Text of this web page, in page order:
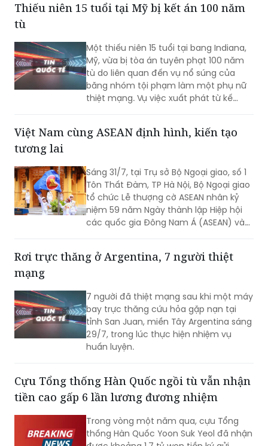
Thiếu niên 15 tuổi tại Mỹ bị kết án 100 năm
tù
Một thiếu niên 15 tuổi tại bang Indiana,
Mỹ, vừa bị tòa án tuyên phạt 100 năm
tù do liên quan đến vụ nổ súng của
băng nhóm tội phạm làm một phụ nữ
thiệt mạng. Vụ việc xuất phát từ kế
quan tử vong và hai người khác bị
Việt Nam cùng ASEAN định hình, kiến tạo
tương lai
Sáng 31/7, tại Trụ sở Bộ Ngoại giao, số 1
Tôn Thất Đàm, TP Hà Nội, Bộ Ngoại giao
tổ chức Lễ thượng cờ ASEAN nhân kỷ
niệm 59 năm Ngày thành lập Hiệp hội
các quốc gia Đông Nam Á (ASEAN) và
Rơi trực thăng ở Argentina, 7 người thiệt
mạng
7 người đã thiệt mạng sau khi một máy
bay trực thăng cứu hỏa gặp nạn tại
tỉnh San Juan, miền Tây Argentina sáng
29/7, trong lúc thực hiện nhiệm vụ
huấn luyện.
Cựu Tổng thống Hàn Quốc ngồi tù vẫn nhận
tiền cao gấp 6 lần lương đương nhiệm
Trong vòng một năm qua, cựu Tổng
thống Hàn Quốc Yoon Suk Yeol đã nhận